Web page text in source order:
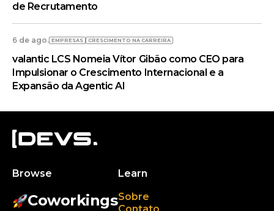
de Recrutamento
6 de ago. EMPRESAS CRESCIMENTO NA CARREIRA
valantic LCS Nomeia Vítor Gibão como CEO para
Impulsionar o Crescimento Internacional e a
Expansão da Agentic AI
Browse
Coworkings
Learn
Sobre